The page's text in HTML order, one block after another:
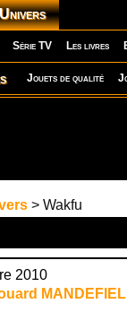
Univers
Série TV Les livres
Jouets de qualité
> Wakfu
2010